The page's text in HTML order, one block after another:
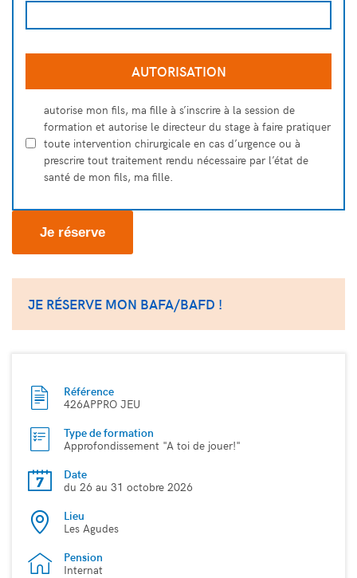
AUTORISATION
autorise mon fils, ma fille à s’inscrire à la session de
formation et autorise le directeur du stage à faire pratiquer
toute intervention chirurgicale en cas d’urgence ou à
prescrire tout traitement rendu nécessaire par l’état de
santé de mon fils, ma fille.
Je réserve
JE RÉSERVE MON BAFA/BAFD !
Référence
426APPRO JEU
Type de formation
Approfondissement "A toi de jouer!"
Date
du 26 au 31 octobre 2026
Lieu
Les Agudes
Pension
Internat